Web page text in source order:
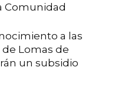
Comunidad
a las
de Lomas de
un subsidio